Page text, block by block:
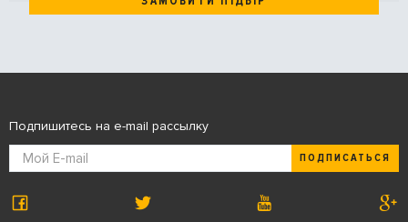
Подпишитесь на e-mail рассылку
ПОДПИСАТЬСЯ